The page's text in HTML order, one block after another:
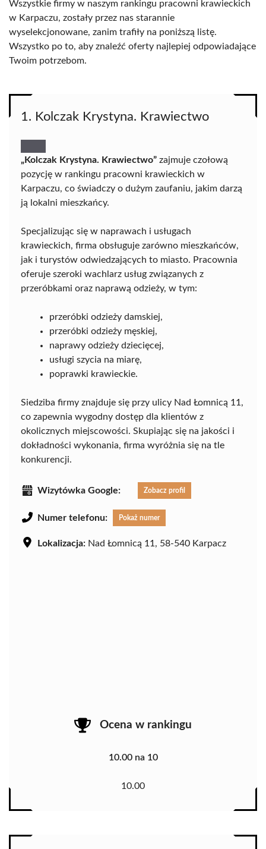
Wszystkie firmy w naszym rankingu pracowni krawieckich
w Karpaczu, zostały przez nas starannie
wyselekcjonowane, zanim trafiły na poniższą listę.
Wszystko po to, aby znaleźć oferty najlepiej odpowiadające
Twoim potrzebom.
1. Kolczak Krystyna. Krawiectwo
„Kolczak Krystyna. Krawiectwo” zajmuje czołową
pozycję w rankingu pracowni krawieckich w
Karpaczu, co świadczy o dużym zaufaniu, jakim darzą
ją lokalni mieszkańcy.
Specjalizując się w naprawach i usługach
krawieckich, firma obsługuje zarówno mieszkańców,
jak i turystów odwiedzających to miasto. Pracownia
oferuje szeroki wachlarz usług związanych z
przeróbkami oraz naprawą odzieży, w tym:
przeróbki odzieży damskiej,
przeróbki odzieży męskiej,
naprawy odzieży dziecięcej,
usługi szycia na miarę,
poprawki krawieckie.
Siedziba firmy znajduje się przy ulicy Nad Łomnicą 11,
co zapewnia wygodny dostęp dla klientów z
okolicznych miejscowości. Skupiając się na jakości i
dokładności wykonania, firma wyróżnia się na tle
konkurencji.
Wizytówka Google: Zobacz profil
Numer telefonu: Pokaż numer
Lokalizacja: Nad Łomnicą 11, 58-540 Karpacz
Ocena w rankingu
10.00 na 10
10.00